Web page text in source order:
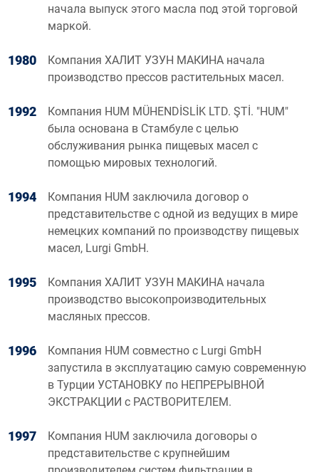
начала выпуск этого масла под этой торговой
маркой.
1980
Компания ХАЛИТ УЗУН МАКИНА начала
производство прессов растительных масел.
1992
Компания HUM MÜHENDİSLİK LTD. ŞTİ. "HUM"
была основана в Стамбуле с целью
обслуживания рынка пищевых масел с
помощью мировых технологий.
1994
Компания HUM заключила договор о
представительстве с одной из ведущих в мире
немецких компаний по производству пищевых
масел, Lurgi GmbH.
1995
Компания ХАЛИТ УЗУН МАКИНА начала
производство высокопроизводительных
масляных прессов.
1996
Компания HUM совместно с Lurgi GmbH
запустила в эксплуатацию самую современную
в Турции УСТАНОВКУ по НЕПРЕРЫВНОЙ
ЭКСТРАКЦИИ с РАСТВОРИТЕЛЕМ.
1997
Компания HUM заключила договоры о
представительстве с крупнейшим